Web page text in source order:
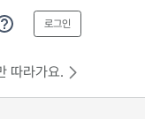
로그인
따라가요.